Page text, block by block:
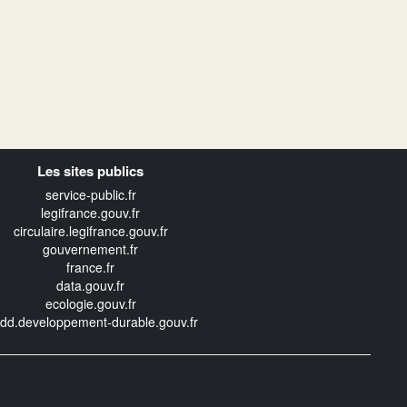
Les sites publics
service-public.fr
legifrance.gouv.fr
circulaire.legifrance.gouv.fr
gouvernement.fr
france.fr
data.gouv.fr
ecologie.gouv.fr
durable.gouv.fr